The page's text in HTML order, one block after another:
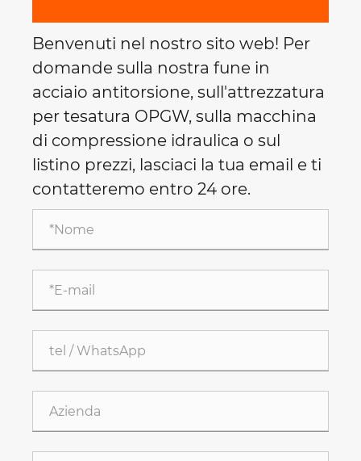
Benvenuti nel nostro sito web! Per
domande sulla nostra fune in
acciaio antitorsione, sull'attrezzatura
per tesatura OPGW, sulla macchina
di compressione idraulica o sul
listino prezzi, lasciaci la tua email e ti
contatteremo entro 24 ore.